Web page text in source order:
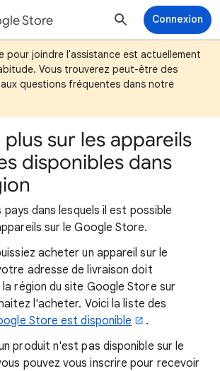
Store Connexion
pour joindre l'assistance est actuellement
Vous trouverez peut-être des
questions fréquentes dans notre
plus sur les appareils
disponibles dans
pays dans lesquels il est possible
sur le Google Store.
acheter un appareil sur le
adresse de livraison doit
région du site Google Store sur
l'acheter. Voici la liste des
Store est disponible
.
produit n'est pas disponible sur le
pouvez vous inscrire pour recevoir